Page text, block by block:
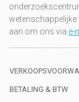
wetenschappelijke
aan om ons via e-
BETALING & BTW